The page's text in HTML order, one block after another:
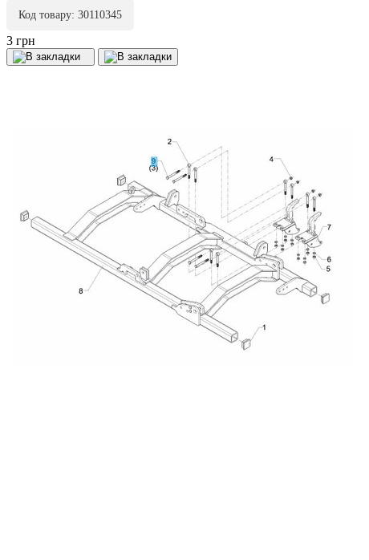
Код товару: 30110345
3 грн